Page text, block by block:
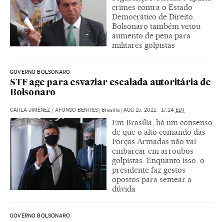
crimes contra o Estado
Democrático de Direito.
Bolsonaro também vetou
aumento de pena para
militares golpistas
GOVERNO BOLSONARO
STF age para esvaziar escalada autoritária de
Bolsonaro
CARLA JIMÉNEZ / AFONSO BENITES Brasília AUG 15, 2021 - 17:24 EDT
Em Brasília, há um consenso
de que o alto comando das
Forças Armadas não vai
embarcar em arroubos
golpistas. Enquanto isso, o
presidente faz gestos
opostos para semear a
dúvida
GOVERNO BOLSONARO